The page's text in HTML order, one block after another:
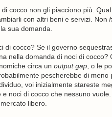
cocco non gli piacciono più.
con altri beni e servizi. Non
sua domanda.
cocco? Se il governo
nella domanda di noci di cocco?
circa un output gap, o le
pescherebbe di
voi inizialmente stareste
noci di cocco che nessuno
libero.